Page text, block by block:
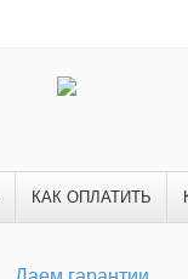
КАК ОПЛАТИТЬ